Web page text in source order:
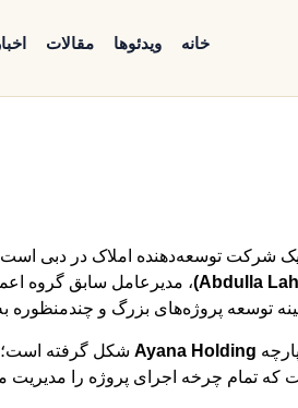
خانه ویدئوها مقالات
شرکت توسعه‌دهنده املاک در دبی
، مدیرعامل سابق گروه
توسعه پروژه‌های بزرگ و چندمنظوره
Ayana Holding شکل گرفته است؛
تمام چرخه اجرای پروژه را مدیریت